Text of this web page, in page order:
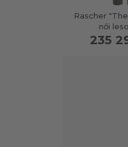
Rascher
női
235